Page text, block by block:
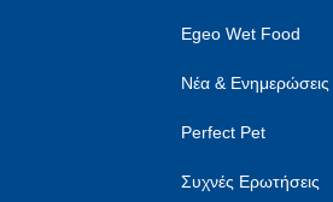
Egeo Wet Food
Νέα & Ενημερώσεις
Perfect Pet
Συχνές Ερωτήσεις